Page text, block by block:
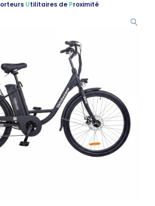
orteurs Utilitaires de Proximité
Nos véhicules
Références
Sur-mesure
Mariages
Blog
FAQ